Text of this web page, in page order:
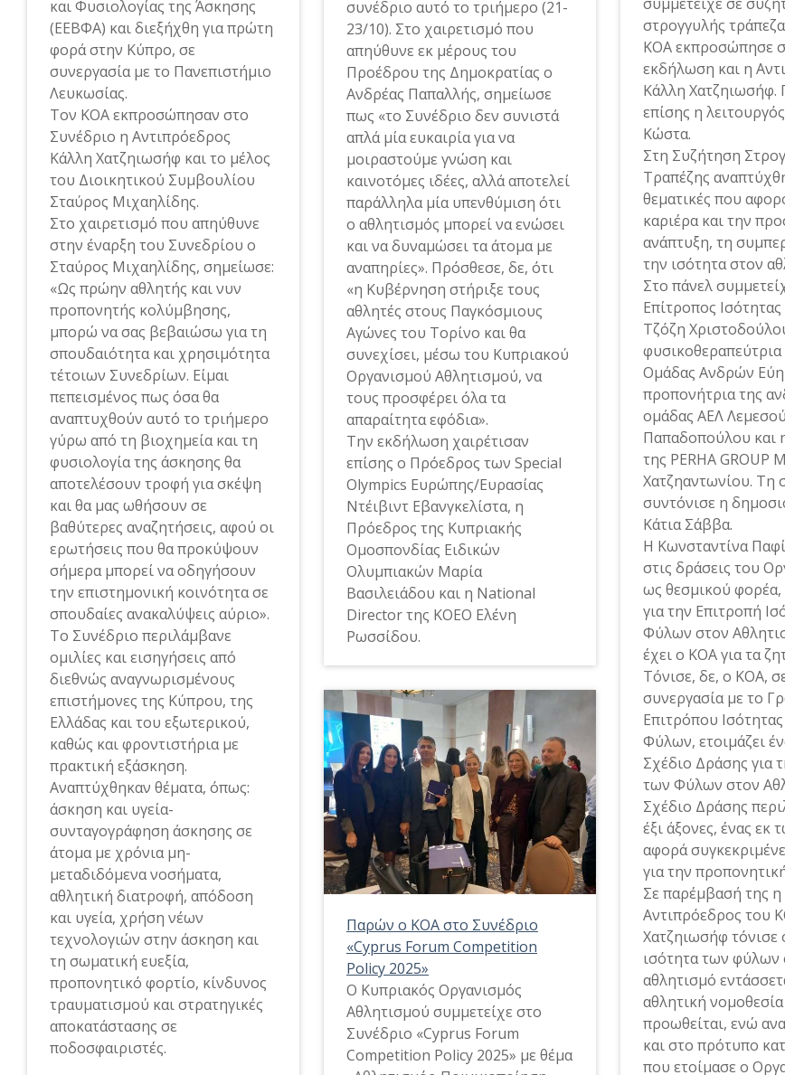
και Φυσιολογίας της Άσκησης
(ΕΕΒΦΑ) και διεξήχθη για πρώτη
φορά στην Κύπρο, σε
συνεργασία με το Πανεπιστήμιο
Λευκωσίας.
Τον ΚΟΑ εκπροσώπησαν στο
Συνέδριο η Αντιπρόεδρος
Κάλλη Χατζηιωσήφ και το μέλος
του Διοικητικού Συμβουλίου
Σταύρος Μιχαηλίδης.
Στο χαιρετισμό που απηύθυνε
στην έναρξη του Συνεδρίου ο
Σταύρος Μιχαηλίδης, σημείωσε:
«Ως πρώην αθλητής και νυν
προπονητής κολύμβησης,
μπορώ να σας βεβαιώσω για τη
σπουδαιότητα και χρησιμότητα
τέτοιων Συνεδρίων. Είμαι
πεπεισμένος πως όσα θα
αναπτυχθούν αυτό το τριήμερο
γύρω από τη βιοχημεία και τη
φυσιολογία της άσκησης θα
αποτελέσουν τροφή για σκέψη
και θα μας ωθήσουν σε
βαθύτερες αναζητήσεις, αφού οι
ερωτήσεις που θα προκύψουν
σήμερα μπορεί να οδηγήσουν
την επιστημονική κοινότητα σε
σπουδαίες ανακαλύψεις αύριο».
Το Συνέδριο περιλάμβανε
ομιλίες και εισηγήσεις από
διεθνώς αναγνωρισμένους
επιστήμονες της Κύπρου, της
Ελλάδας και του εξωτερικού,
καθώς και φροντιστήρια με
πρακτική εξάσκηση.
Αναπτύχθηκαν θέματα, όπως:
άσκηση και υγεία-
συνταγογράφηση άσκησης σε
άτομα με χρόνια μη-
μεταδιδόμενα νοσήματα,
αθλητική διατροφή, απόδοση
και υγεία, χρήση νέων
τεχνολογιών στην άσκηση και
τη σωματική ευεξία,
προπονητικό φορτίο, κίνδυνος
τραυματισμού και στρατηγικές
αποκατάστασης σε
ποδοσφαιριστές.
συνέδριο αυτό το τριήμερο (21-
23/10). Στο χαιρετισμό που
απηύθυνε εκ μέρους του
Προέδρου της Δημοκρατίας ο
Ανδρέας Παπαλλής, σημείωσε
πως «το Συνέδριο δεν συνιστά
απλά μία ευκαιρία για να
μοιραστούμε γνώση και
καινοτόμες ιδέες, αλλά αποτελεί
παράλληλα μία υπενθύμιση ότι
ο αθλητισμός μπορεί να ενώσει
και να δυναμώσει τα άτομα με
αναπηρίες». Πρόσθεσε, δε, ότι
«η Κυβέρνηση στήριξε τους
αθλητές στους Παγκόσμιους
Αγώνες του Τορίνο και θα
συνεχίσει, μέσω του Κυπριακού
Οργανισμού Αθλητισμού, να
τους προσφέρει όλα τα
απαραίτητα εφόδια».
Την εκδήλωση χαιρέτισαν
επίσης ο Πρόεδρος των Special
Olympics Ευρώπης/Ευρασίας
Ντέιβιντ Εβανγκελίστα, η
Πρόεδρος της Κυπριακής
Ομοσπονδίας Ειδικών
Ολυμπιακών Μαρία
Βασιλειάδου και η National
Director της ΚΟΕΟ Ελένη
Ρωσσίδου.
στρογγυλής
ΚΟΑ εκπροσώπησε
εκδήλωση και η
Κάλλη Χατζηιωσήφ.
επίσης η
Κώστα.
Στη Συζήτηση
Τραπέζης
θεματικές που
καριέρα και την
ανάπτυξη, τη
την ισότητα στον
Στο πάνελ
Επίτροπος
Τζόζη
φυσικοθεραπεύτρια
Ομάδας Ανδρών
προπονήτρια της
ομάδας ΑΕΛ
Παπαδοπούλου και
της PERHA GROUP
Χατζηαντωνίου. Τη
συντόνισε η
Κάτια Σάββα.
Η Κωνσταντίνα
στις δράσεις του
ως θεσμικού φορέα,
για την Επιτροπή
Φύλων στον
έχει ο ΚΟΑ για τα
Τόνισε, δε, ο ΚΟΑ,
συνεργασία με το
Επιτρόπου
Φύλων, ετοιμάζει
Σχέδιο Δράσης για
των Φύλων στον
Σχέδιο Δράσης
έξι άξονες, ένας εκ
αφορά
για την
Σε παρέμβασή της η
Αντιπρόεδρος του
Χατζηιωσήφ τόνισε
ισότητα των φύλων
αθλητισμό
αθλητική
προωθείται, ενώ
και στο πρότυπο
που ετοίμασε ο
Παρών ο ΚΟΑ στο Συνέδριο
«Cyprus Forum Competition
Policy 2025»
Ο Κυπριακός Οργανισμός
Αθλητισμού συμμετείχε στο
Συνέδριο «Cyprus Forum
Competition Policy 2025» με θέμα